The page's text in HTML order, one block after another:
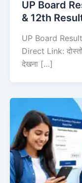
UP Board
& 12th
UP Board
Direct Link:
देखना […]